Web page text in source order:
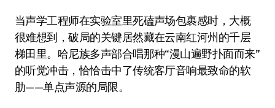
当声学工程师在实验室里死磕声场包裹感时，大概
很难想到，破局的关键居然藏在云南红河州的千层
梯田里。哈尼族多声部合唱那种“漫山遍野扑面而来”
的听觉冲击，恰恰击中了传统客厅音响最致命的软
肋——单点声源的局限。